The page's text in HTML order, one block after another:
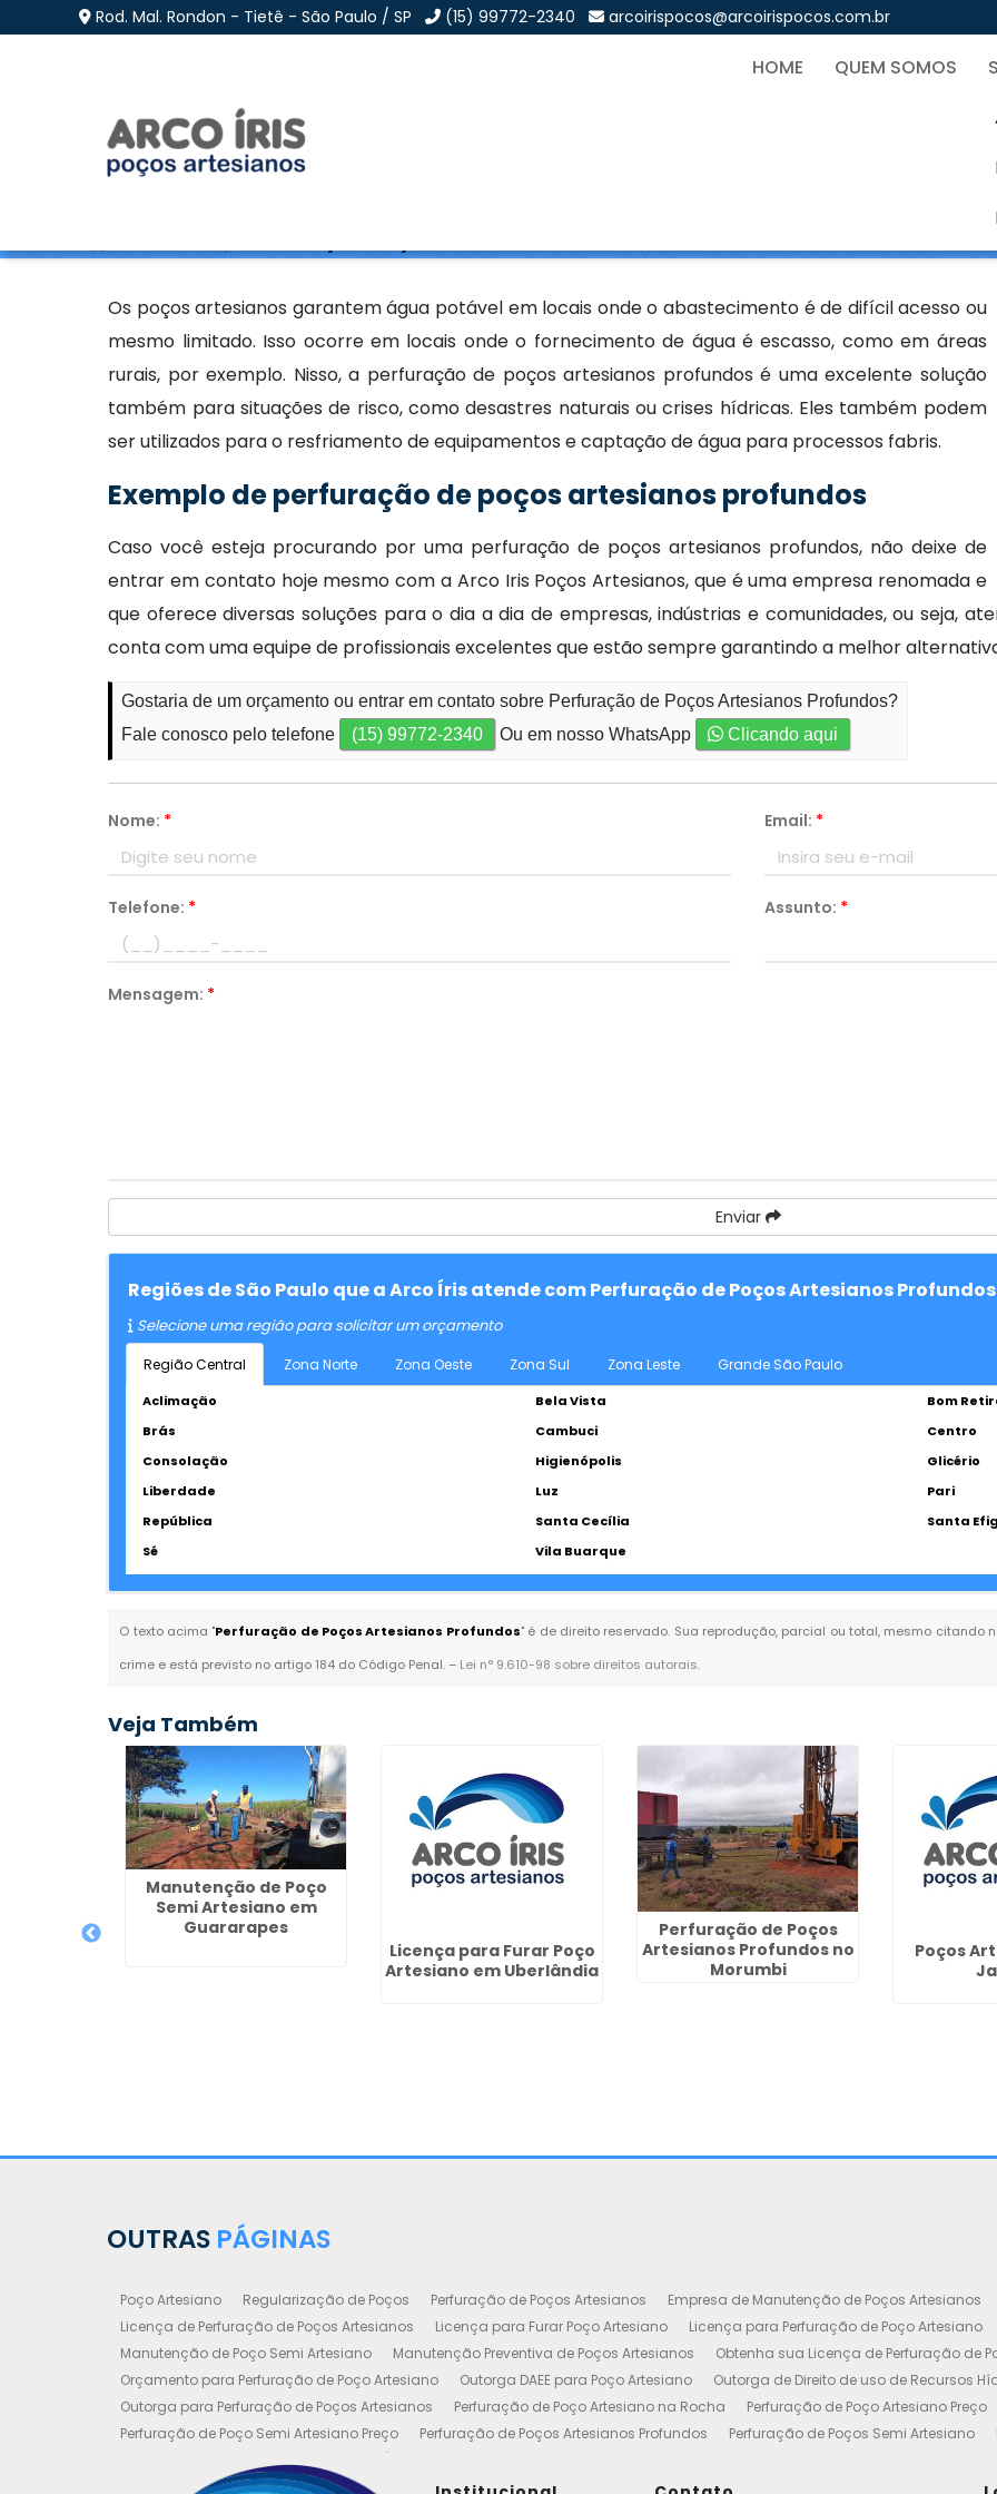
Rod. Mal. Rondon - Tietê - São Paulo / SP (15) 99772-2340 arcoirispocos@arcoirispocos.com.br
HOME QUEM SOMOS
Perfuração de Poços Artesianos Profundos
Os poços artesianos garantem água potável em locais onde o abastecimento é de difícil acesso ou
mesmo limitado. Isso ocorre em locais onde o fornecimento de água é escasso, como em áreas
rurais, por exemplo. Nisso, a perfuração de poços artesianos profundos é uma excelente solução
também para situações de risco, como desastres naturais ou crises hídricas. Eles também podem
ser utilizados para o resfriamento de equipamentos e captação de água para processos fabris.
Exemplo de perfuração de poços artesianos profundos
Caso você esteja procurando por uma perfuração de poços artesianos profundos, não deixe de
entrar em contato hoje mesmo com a Arco Iris Poços Artesianos, que é uma empresa renomada e
que oferece diversas soluções para o dia a dia de empresas, indústrias e comunidades, ou seja,
conta com uma equipe de profissionais excelentes que estão sempre garantindo a melhor
Gostaria de um orçamento ou entrar em contato sobre Perfuração de Poços Artesianos Profundos?
Fale conosco pelo telefone
(15) 99772-2340 Ou em nosso WhatsApp Clicando aqui
Nome: * Email: *
Telefone: * Assunto: *
Mensagem: *
Enviar
Regiões de São Paulo que a Arco Íris atende com Perfuração de Poços Artesianos Profundos
Selecione uma região para solicitar um orçamento
Região Central Zona Norte Zona Oeste Zona Sul Zona Leste Grande São Paulo
Aclimação Bela Vista
Bom
Brás
Cambuci
Centro
Consolação
Higienópolis
Glicério
Liberdade
Luz
Pari
República
Santa Cecília
Santa
Sé
Vila Buarque
O texto acima "Perfuração de Poços Artesianos Profundos" é de direito reservado. Sua reprodução, parcial ou total, mesmo
crime e está previsto no artigo 184 do Código Penal. – Lei n° 9.610-98 sobre direitos autorais.
Veja Também
Manutenção de Poço
Semi Artesiano em
Guararapes
Licença para Furar Poço
Artesiano em Uberlândia
Perfuração de Poços
Artesianos Profundos no
Morumbi
Poços
OUTRAS PÁGINAS
Poço Artesiano Regularização de Poços Perfuração de Poços Artesianos
Empresa de Manutenção de Poços Artesianos
Licença de Perfuração de Poços Artesianos
Licença para Furar Poço Artesiano
Licença para Perfuração de Poço Artesiano
Manutenção de Poço Semi Artesiano
Manutenção Preventiva de Poços Artesianos
Obtenha sua Licença de Perfuração de
Orçamento para Perfuração de Poço Artesiano
Outorga DAEE para Poço Artesiano
Outorga de Direito de uso de Recursos
Outorga para Perfuração de Poços Artesianos
Perfuração de Poço Artesiano na Rocha
Perfuração de Poço Artesiano Preço
Perfuração de Poço Semi Artesiano Preço
Perfuração de Poços Artesianos Profundos Perfuração de Poços Semi Artesiano
Perfuração e Construção de Poços de Água
Poço Artesiano Valor Metro
Poço Semi Artesiano Manutenção Projeto de Perfuração de Poços Artesianos Quanto Custa o